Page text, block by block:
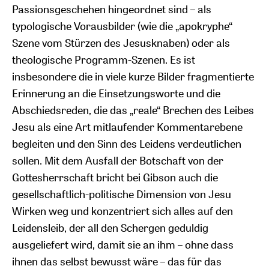
Passionsgeschehen hingeordnet sind – als
typologische Vorausbilder (wie die „apokryphe“
Szene vom Stürzen des Jesusknaben) oder als
theologische Programm-Szenen. Es ist
insbesondere die in viele kurze Bilder fragmentierte
Erinnerung an die Einsetzungsworte und die
Abschiedsreden, die das „reale“ Brechen des Leibes
Jesu als eine Art mitlaufender Kommentarebene
begleiten und den Sinn des Leidens verdeutlichen
sollen. Mit dem Ausfall der Botschaft von der
Gottesherrschaft bricht bei Gibson auch die
gesellschaftlich-politische Dimension von Jesu
Wirken weg und konzentriert sich alles auf den
Leidensleib, der all den Schergen geduldig
ausgeliefert wird, damit sie an ihm – ohne dass
ihnen das selbst bewusst wäre – das für das